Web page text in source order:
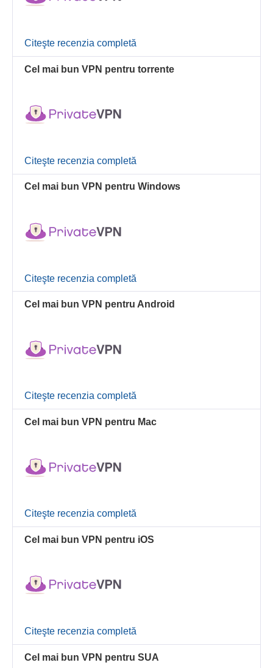
Citeşte recenzia completă
Cel mai bun VPN pentru torrente
Citeşte recenzia completă
Cel mai bun VPN pentru Windows
Citeşte recenzia completă
Cel mai bun VPN pentru Android
Citeşte recenzia completă
Cel mai bun VPN pentru Mac
Citeşte recenzia completă
Cel mai bun VPN pentru iOS
Citeşte recenzia completă
Cel mai bun VPN pentru SUA